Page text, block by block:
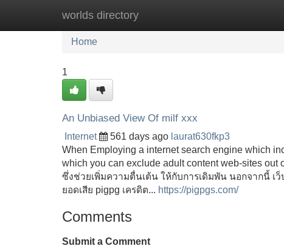
worlds directory
Home New Site Listings
Home
1
An Unbiased View Of milf xxx
Internet 561 days ago laurat630fkp3
When Employing a internet search engine which
which you can exclude adult content web-sites out
ซึ่งช่วยเพิ่มความตื่นเต้น ให้กับการเดิมพัน นอกจากนี้ เ
ยอดเสีย pigpg เครดิต... https://pigpgs.com/
Comments
Submit a Comment